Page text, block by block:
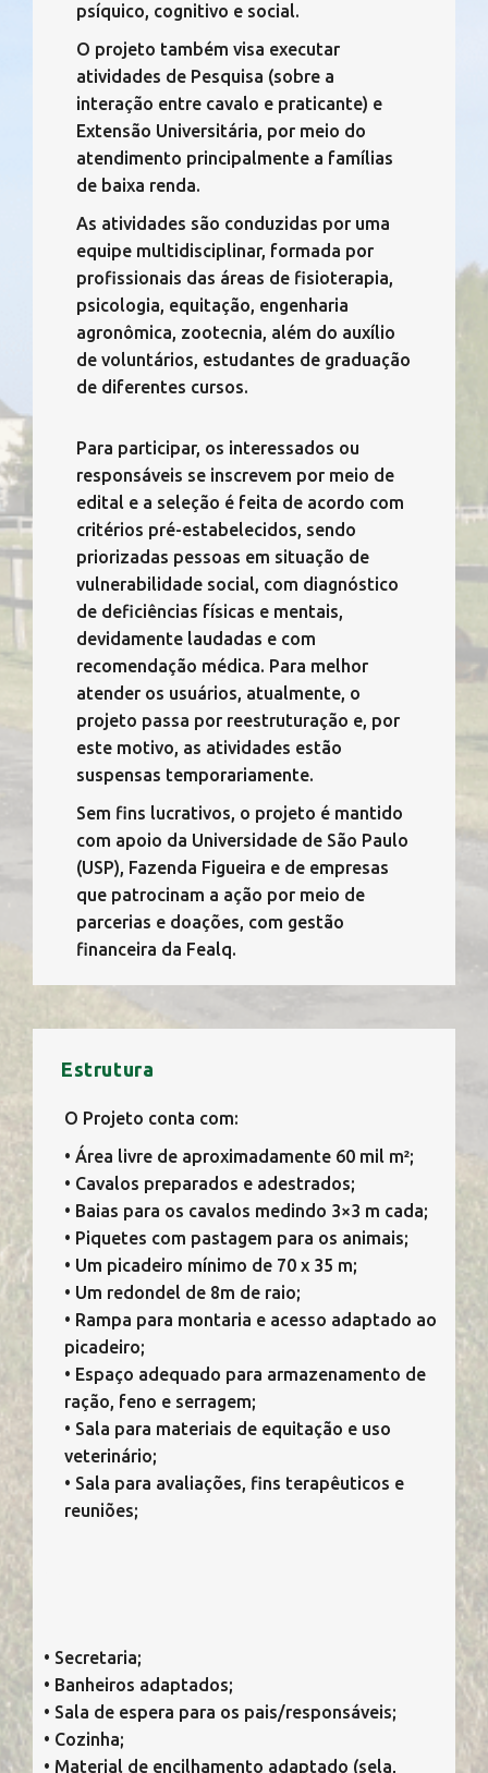
psíquico, cognitivo e social.
O projeto também visa executar
atividades de Pesquisa (sobre a
interação entre cavalo e praticante) e
Extensão Universitária, por meio do
atendimento principalmente a famílias
de baixa renda.
As atividades são conduzidas por uma
equipe multidisciplinar, formada por
profissionais das áreas de fisioterapia,
psicologia, equitação, engenharia
agronômica, zootecnia, além do auxílio
de voluntários, estudantes de graduação
de diferentes cursos.
Para participar, os interessados ou
responsáveis se inscrevem por meio de
edital e a seleção é feita de acordo com
critérios pré-estabelecidos, sendo
priorizadas pessoas em situação de
vulnerabilidade social, com diagnóstico
de deficiências físicas e mentais,
devidamente laudadas e com
recomendação médica. Para melhor
atender os usuários, atualmente, o
projeto passa por reestruturação e, por
este motivo, as atividades estão
suspensas temporariamente.
Sem fins lucrativos, o projeto é mantido
com apoio da Universidade de São Paulo
(USP), Fazenda Figueira e de empresas
que patrocinam a ação por meio de
parcerias e doações, com gestão
financeira da Fealq.
Estrutura
O Projeto conta com:
• Área livre de aproximadamente 60 mil m²;
• Cavalos preparados e adestrados;
• Baias para os cavalos medindo 3×3 m cada;
• Piquetes com pastagem para os animais;
• Um picadeiro mínimo de 70 x 35 m;
• Um redondel de 8m de raio;
• Rampa para montaria e acesso adaptado ao
picadeiro;
• Espaço adequado para armazenamento de
ração, feno e serragem;
• Sala para materiais de equitação e uso
veterinário;
• Sala para avaliações, fins terapêuticos e
reuniões;
• Secretaria;
• Banheiros adaptados;
• Sala de espera para os pais/responsáveis;
• Cozinha;
• Material de encilhamento adaptado (sela,